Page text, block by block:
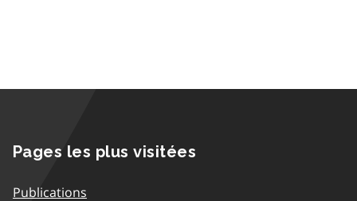
Pages les plus visitées
Publications